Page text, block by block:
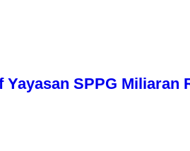
SPPG Miliaran